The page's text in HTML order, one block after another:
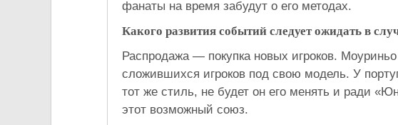
фанаты на время забудут о его методах.
Какого развития событий следует ожидать в
Распродажа — покупка новых игроков.
сложившихся игроков под свою модель. У
тот же стиль, не будет он его менять и ради
этот возможный союз.